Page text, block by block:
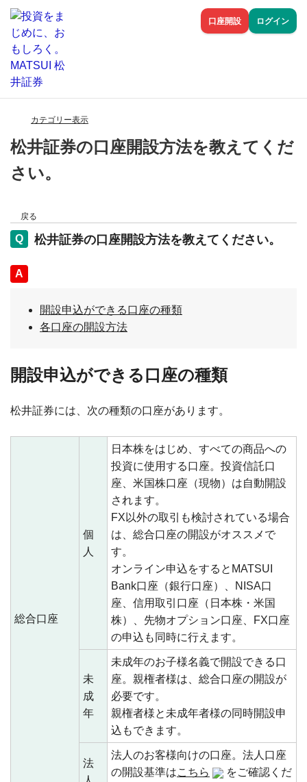
口座開設 ログイン
カテゴリー表示
松井証券の口座開設方法を教えてくだ
さい。
戻る
松井証券の口座開設方法を教えてください。
回答
開設申込ができる口座の種類
各口座の開設方法
開設申込ができる口座の種類
松井証券には、次の種類の口座があります。
総合口座
個
人
日本株をはじめ、すべての商品への
投資に使用する口座。投資信託口
座、米国株口座（現物）は自動開設
されます。
FX以外の取引も検討されている場合
は、総合口座の開設がオススメで
す。
オンライン申込をするとMATSUI
Bank口座（銀行口座）、NISA口
座、信用取引口座（日本株・米国
株）、先物オプション口座、FX口座
の申込も同時に行えます。
未
成
年
未成年のお子様名義で開設できる口
座。親権者様は、総合口座の開設が
必要です。
親権者様と未成年者様の同時開設申
込もできます。
法
法人のお客様向けの口座。法人口座
の開設基準はこちら
をご確認くだ